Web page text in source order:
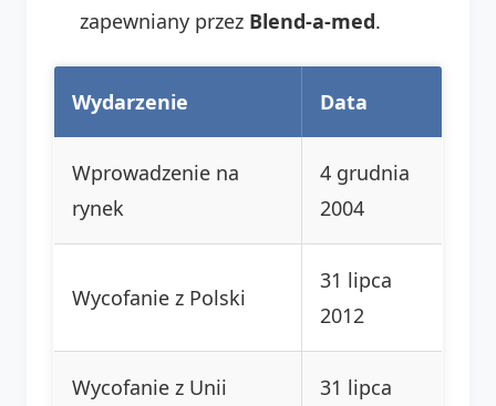
zapewniany przez Blend-a-med.
Wydarzenie Data
Wprowadzenie na
rynek
4 grudnia
2004
Wycofanie z Polski
31 lipca
2012
Wycofanie z Unii 31 lipca